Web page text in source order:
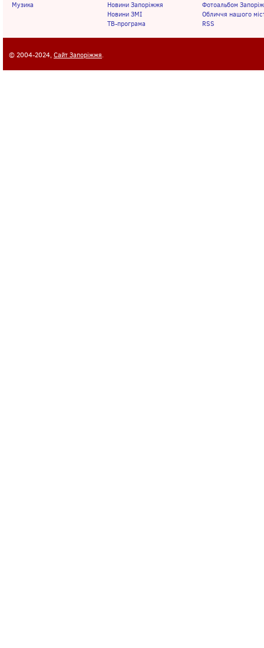
Музика
Новини Запоріжжя
Новини ЗМІ
ТВ-програма
Фотоальбом
Обличчя нашого
RSS
© 2004-2024, Сайт Запоріжжя.